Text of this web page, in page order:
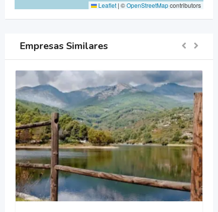
Leaflet | ©OpenStreetMapcontributors
Empresas Similares